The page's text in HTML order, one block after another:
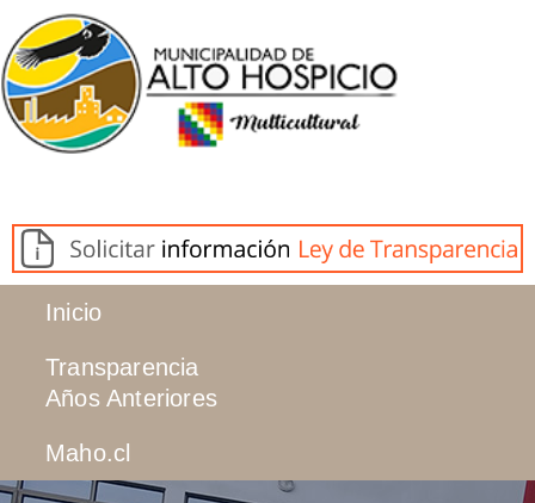
Inicio
Transparencia
Años Anteriores
Maho.cl